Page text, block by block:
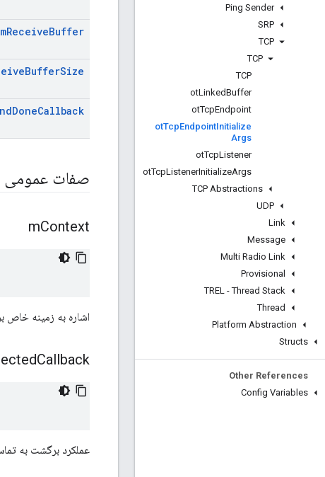
Ping Sender
SRP
TCP
TCP
TCP
otLinkedBuffer
otTcpEndpoint
otTcpEndpointInitialize
Args
otTcpListener
otTcpListenerInitializeArgs
TCP Abstractions
UDP
Link
Message
Multi Radio Link
Provisional
TREL - Thread Stack
Thread
Platform Abstraction
Structs
Other References
Config Variables
mReceiveBuffer
BufferSize
DoneCallback
صفات عمومی
mContext
اشاره به زمینه خاص
Callback
عملکرد برگشت به